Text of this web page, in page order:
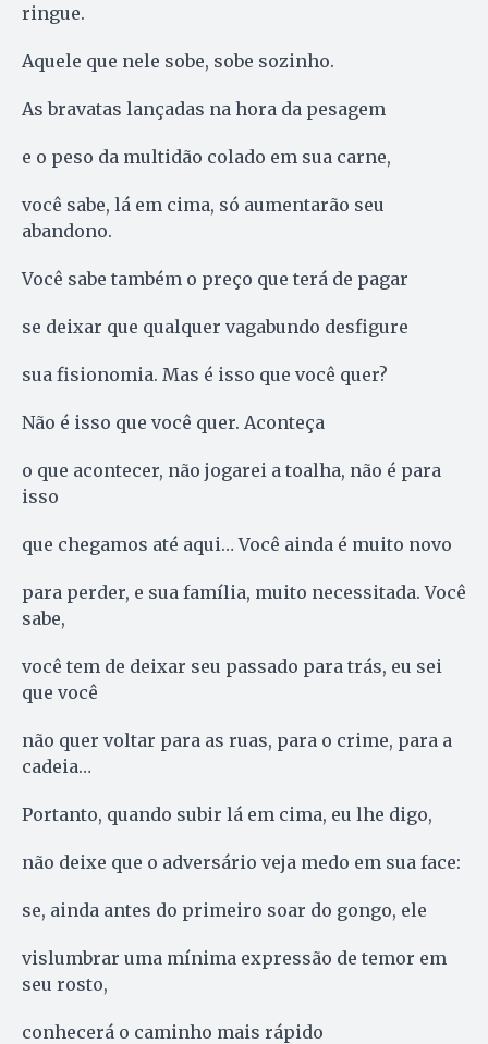
ringue.
Aquele que nele sobe, sobe sozinho.
As bravatas lançadas na hora da pesagem
e o peso da multidão colado em sua carne,
você sabe, lá em cima, só aumentarão seu
abandono.
Você sabe também o preço que terá de pagar
se deixar que qualquer vagabundo desfigure
sua fisionomia. Mas é isso que você quer?
Não é isso que você quer. Aconteça
o que acontecer, não jogarei a toalha, não é para
isso
que chegamos até aqui… Você ainda é muito novo
para perder, e sua família, muito necessitada. Você
sabe,
você tem de deixar seu passado para trás, eu sei
que você
não quer voltar para as ruas, para o crime, para a
cadeia…
Portanto, quando subir lá em cima, eu lhe digo,
não deixe que o adversário veja medo em sua face:
se, ainda antes do primeiro soar do gongo, ele
vislumbrar uma mínima expressão de temor em
seu rosto,
conhecerá o caminho mais rápido